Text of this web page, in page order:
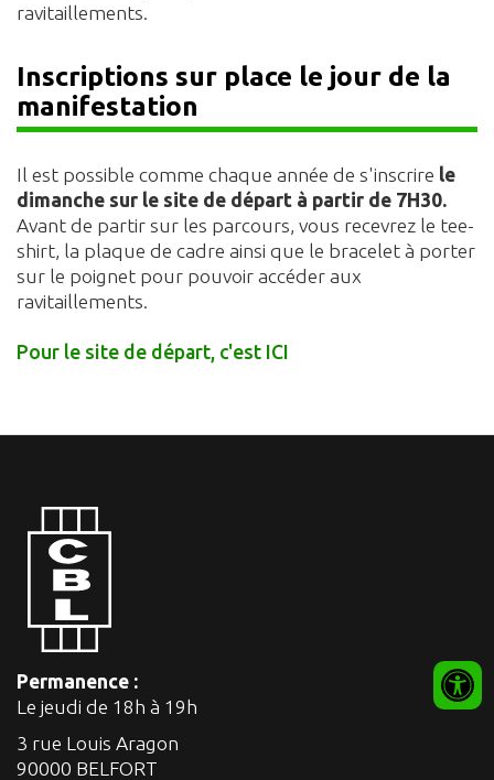
ravitaillements.
Inscriptions sur place le jour de la
manifestation
Il est possible comme chaque année de s'inscrire le
dimanche sur le site de départ à partir de 7H30.
Avant de partir sur les parcours, vous recevrez le tee-
shirt, la plaque de cadre ainsi que le bracelet à porter
sur le poignet pour pouvoir accéder aux
ravitaillements.
Pour le site de départ, c'est ICI
Permanence :
Le jeudi de 18h à 19h
3 rue Louis Aragon
90000 BELFORT